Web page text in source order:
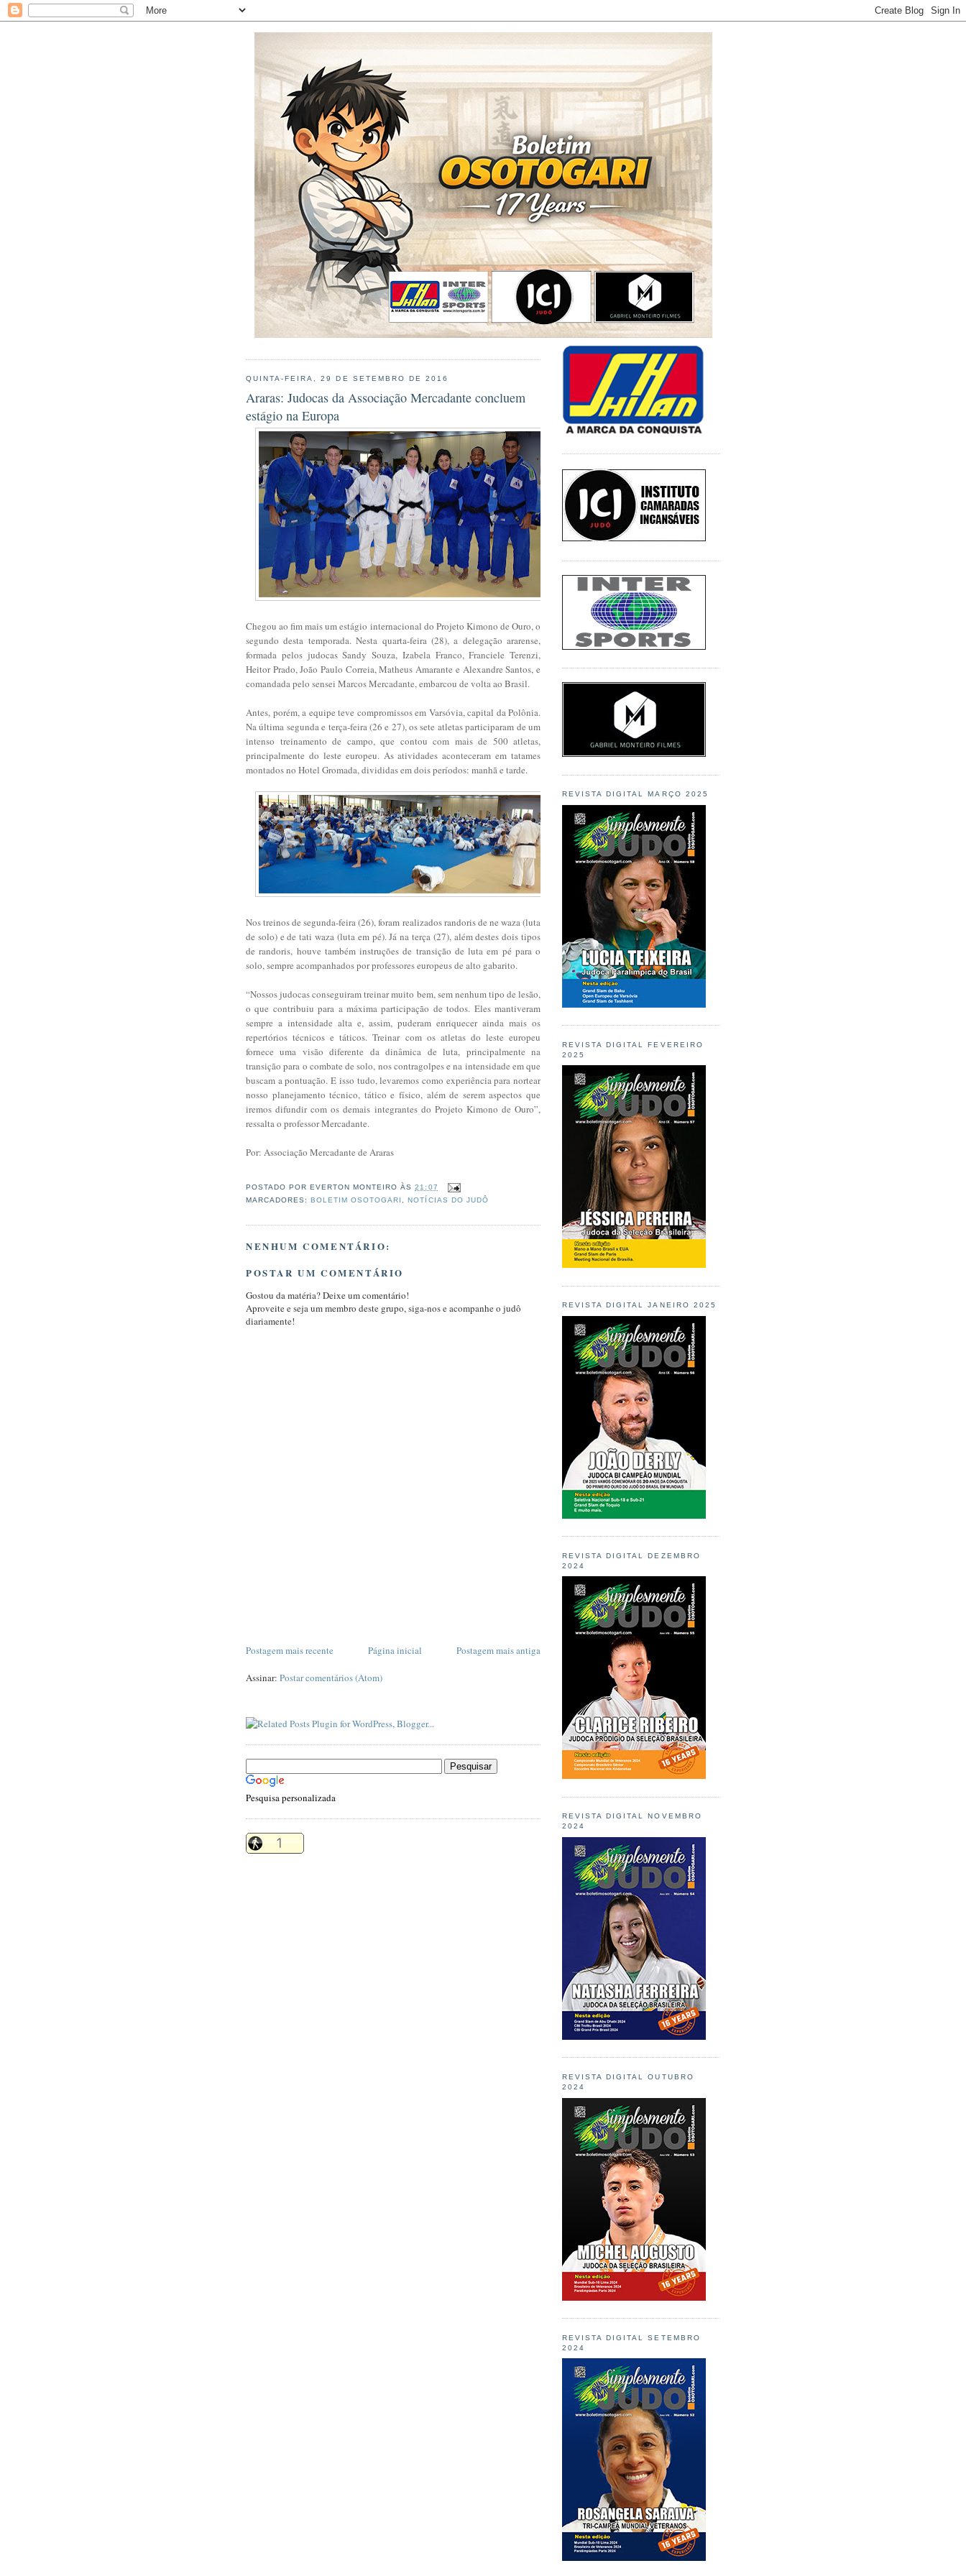
QUINTA-FEIRA, 29 DE SETEMBRO DE 2016
Araras: Judocas da Associação Mercadante concluem
estágio na Europa
Chegou ao fim mais um estágio internacional do Projeto Kimono de Ouro, o
segundo desta temporada. Nesta quarta-feira (28), a delegação ararense,
formada pelos judocas Sandy Souza, Izabela Franco, Franciele Terenzi,
Heitor Prado, João Paulo Correia, Matheus Amarante e Alexandre Santos, e
comandada pelo sensei Marcos Mercadante, embarcou de volta ao Brasil.
Antes, porém, a equipe teve compromissos em Varsóvia, capital da Polônia.
Na última segunda e terça-feira (26 e 27), os sete atletas participaram de um
intenso treinamento de campo, que contou com mais de 500 atletas,
principalmente do leste europeu. As atividades aconteceram em tatames
montados no Hotel Gromada, divididas em dois períodos: manhã e tarde.
Nos treinos de segunda-feira (26), foram realizados randoris de ne waza (luta
de solo) e de tati waza (luta em pé). Já na terça (27), além destes dois tipos
de randoris, houve também instruções de transição de luta em pé para o
solo, sempre acompanhados por professores europeus de alto gabarito.
“Nossos judocas conseguiram treinar muito bem, sem nenhum tipo de lesão,
o que contribuiu para a máxima participação de todos. Eles mantiveram
sempre a intensidade alta e, assim, puderam enriquecer ainda mais os
repertórios técnicos e táticos. Treinar com os atletas do leste europeu
fornece uma visão diferente da dinâmica de luta, principalmente na
transição para o combate de solo, nos contragolpes e na intensidade em que
buscam a pontuação. E isso tudo, levaremos como experiência para nortear
nosso planejamento técnico, tático e físico, além de serem aspectos que
iremos difundir com os demais integrantes do Projeto Kimono de Ouro”,
ressalta o professor Mercadante.
Por: Associação Mercadante de Araras
POSTADO POR EVERTON MONTEIRO ÀS21:07
MARCADORES:BOLETIM OSOTOGARI ,NOTÍCIAS DO JUDÔ
NENHUM COMENTÁRIO:
POSTAR UM COMENTÁRIO
Gostou da matéria? Deixe um comentário!
Aproveite e seja um membro deste grupo, siga-nos e acompanhe o judô
diariamente!
Postagem mais recente Postagem mais antiga
Página inicial
Assinar: Postar comentários (Atom)
Pesquisa personalizada
REVISTA DIGITAL MARÇO 2025
REVISTA DIGITAL FEVEREIRO
2025
REVISTA DIGITAL JANEIRO 2025
REVISTA DIGITAL DEZEMBRO
2024
REVISTA DIGITAL NOVEMBRO
2024
REVISTA DIGITAL OUTUBRO
2024
REVISTA DIGITAL SETEMBRO
2024